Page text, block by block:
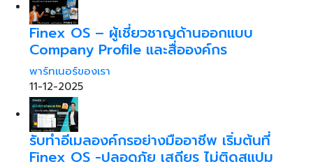
Finex OS – ผู้เชี่ยวชาญด้านออกแบบ
Company Profile และสื่อองค์กร
พาร์ทเนอร์ของเรา
11-12-2025
รับทำอีเมลองค์กรอย่างมืออาชีพ เริ่มต้นที่
Finex OS -ปลอดภัย เสถียร ไม่ติดสแปม